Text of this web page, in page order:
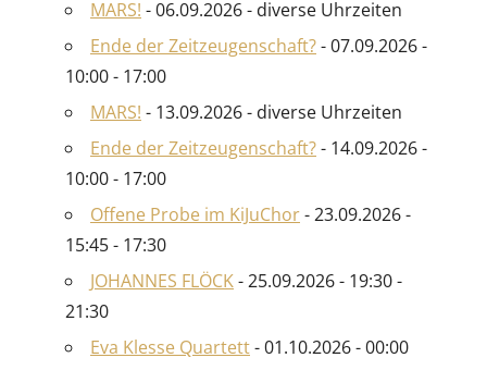
MARS! - 06.09.2026 - diverse Uhrzeiten
Ende der Zeitzeugenschaft?- 07.09.2026 -
10:00 - 17:00
MARS! - 13.09.2026 - diverse Uhrzeiten
Ende der Zeitzeugenschaft?- 14.09.2026 -
10:00 - 17:00
Offene Probe im KiJuChor- 23.09.2026 -
15:45 - 17:30
JOHANNES FLÖCK- 25.09.2026 - 19:30 -
21:30
Eva Klesse Quartett- 01.10.2026 - 00:00